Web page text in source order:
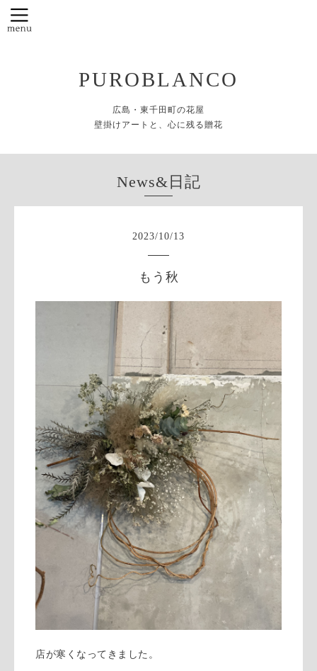
PUROBLANCO
広島・東千田町の花屋
壁掛けアートと、心に残る贈花
News&日記
2023/10/13
もう秋
店が寒くなってきました。